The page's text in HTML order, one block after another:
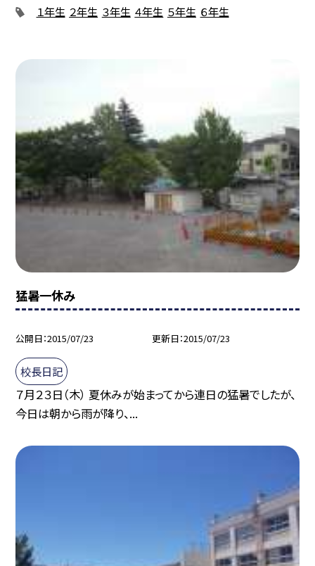
１年生 ２年生 ３年生 ４年生 ５年生 ６年生
猛暑一休み
公開日 2015/07/23 更新日 2015/07/23
校長日記
７月２３日（木） 夏休みが始まってから連日の猛暑でしたが、
今日は朝から雨が降り、...